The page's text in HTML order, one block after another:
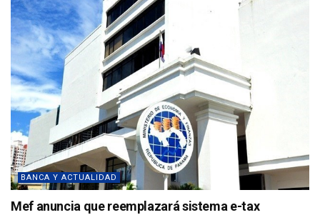
BANCA Y ACTUALIDAD
Mef anuncia que reemplazará sistema e-tax